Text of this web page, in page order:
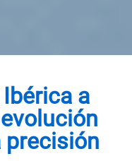
a
precisión